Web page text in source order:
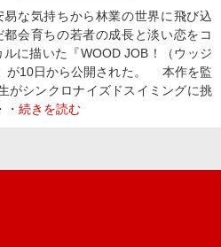
な気持ちから林業の世界に飛び込
都会育ちの若者の成長と淡い恋をコ
ルに描いた『WOOD JOB！（ウッジ
が10日から公開された。 本作を監
がシンクロナイズドスイミングに挑
続きを読む